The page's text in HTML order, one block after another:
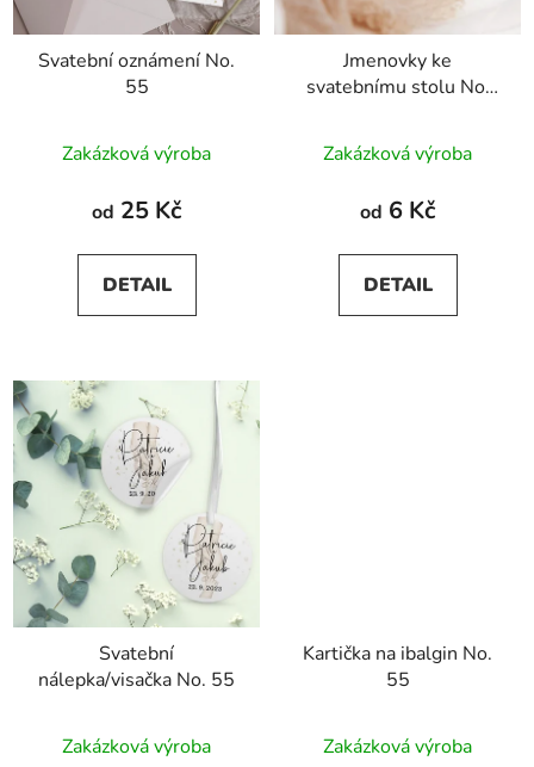
Svatební oznámení No.
55
hodnocení
produktu
5,0
z
Zakázková výroba
od 25 Kč
DETAIL
Jmenovky ke
svatebnímu stolu No.
Zakázková výroba
od 6 Kč
DETAIL
Svatební
nálepka/visačka No. 55
Zakázková výroba
Kartička na ibalgin No.
55
Zakázková výroba